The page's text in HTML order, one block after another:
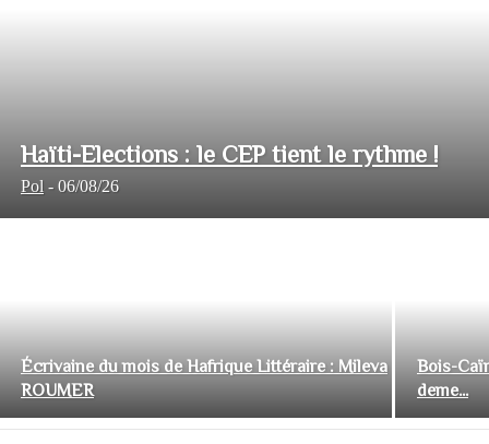
Haïti-Elections : le CEP tient le rythme !
Pol - 06/08/26
Écrivaine du mois de Hafrique Littéraire : Mileva
ROUMER
Bois-
deme...